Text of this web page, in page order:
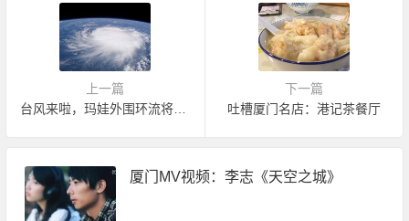
上一篇
台风来啦，玛娃外围环流将影响厦门
下一篇
吐槽厦门名店：港记茶餐厅
厦门MV视频：李志《天空之城》